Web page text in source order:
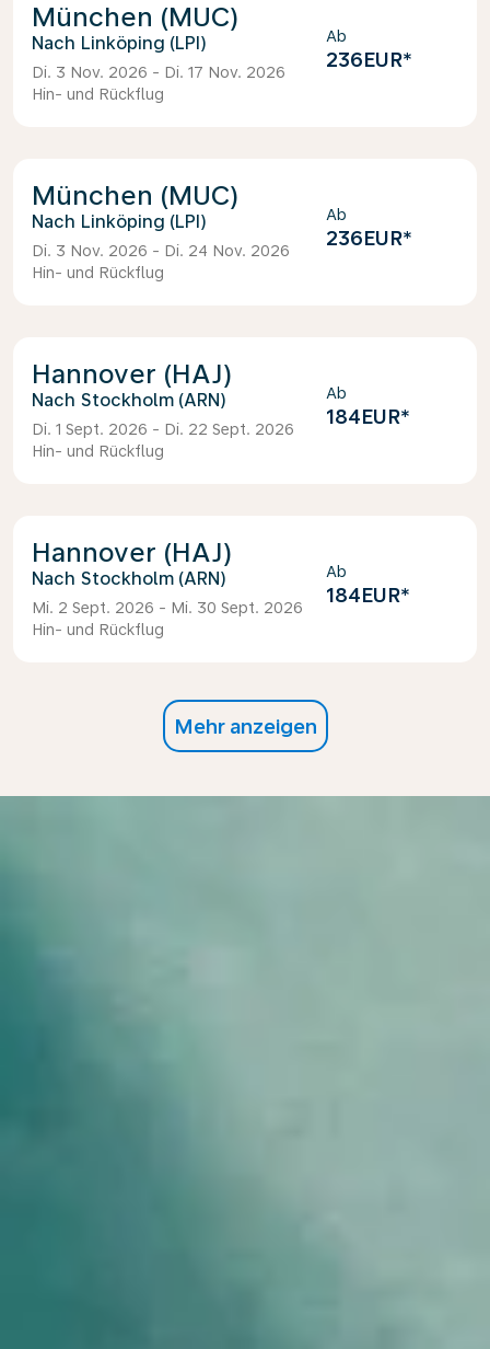
München (MUC)
Linköping (LPI)
Di. 3 Nov. 2026 - Di. 17 Nov. 2026
Hin- und Rückflug
Ab
236EUR*
München (MUC)
Linköping (LPI)
Di. 3 Nov. 2026 - Di. 24 Nov. 2026
Hin- und Rückflug
Ab
236EUR*
Hannover (HAJ)
Stockholm (ARN)
Di. 1 Sept. 2026 - Di. 22 Sept. 2026
Hin- und Rückflug
Ab
184EUR*
Hannover (HAJ)
Stockholm (ARN)
Mi. 2 Sept. 2026 - Mi. 30 Sept. 2026
Hin- und Rückflug
Ab
184EUR*
Mehr anzeigen